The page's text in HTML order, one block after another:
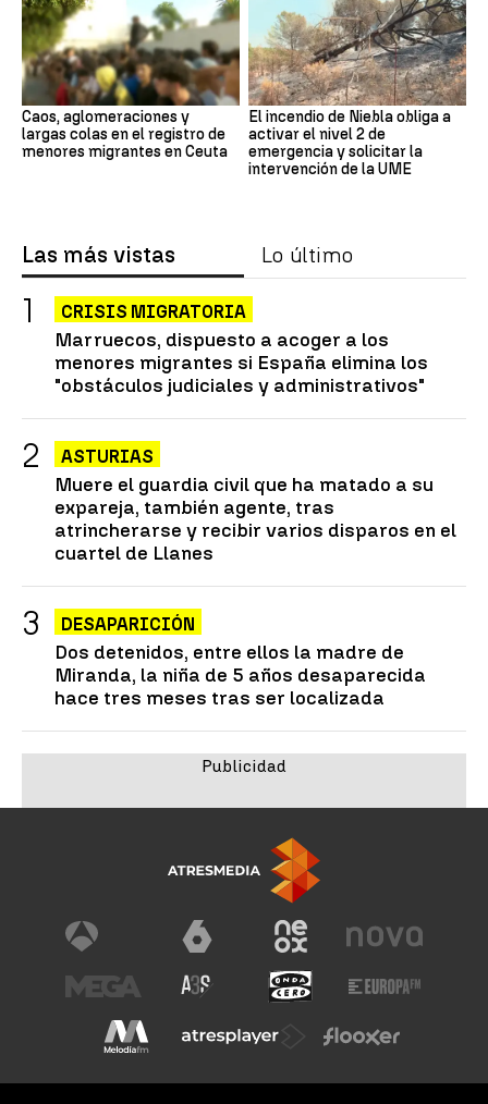
Caos, aglomeraciones y
largas colas en el registro de
menores migrantes en Ceuta
El incendio de Niebla obliga a
activar el nivel 2 de
emergencia y solicitar la
intervención de la UME
Las más vistas Lo último
CRISIS MIGRATORIA
Marruecos, dispuesto a acoger a los
menores migrantes si España elimina los
"obstáculos judiciales y administrativos"
ASTURIAS
Muere el guardia civil que ha matado a su
expareja, también agente, tras
atrincherarse y recibir varios disparos en el
cuartel de Llanes
DESAPARICIÓN
Dos detenidos, entre ellos la madre de
Miranda, la niña de 5 años desaparecida
hace tres meses tras ser localizada